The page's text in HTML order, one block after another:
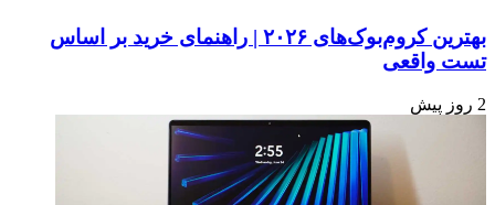
کند.
بهترین کروم‌بوک‌های ۲۰۲۶ | راهنمای خرید بر اساس
تست واقعی
2 روز پیش